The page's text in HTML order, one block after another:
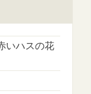
いハスの花